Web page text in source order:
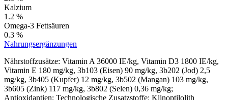
Kalzium
1.2 %
Omega-3 Fettsäuren
0.3 %
Nahrungsergänzungen
Nährstoffzusätze: Vitamin A 36000 IE/kg, Vitamin D3 1800 IE/kg,
Vitamin E 180 mg/kg, 3b103 (Eisen) 90 mg/kg, 3b202 (Jod) 2,5
mg/kg, 3b405 (Kupfer) 12 mg/kg, 3b502 (Mangan) 103 mg/kg,
3b605 (Zink) 117 mg/kg, 3b802 (Selen) 0,36 mg/kg;
Antioxidantien; Technologische Zusatzstoffe: Klinoptilolith